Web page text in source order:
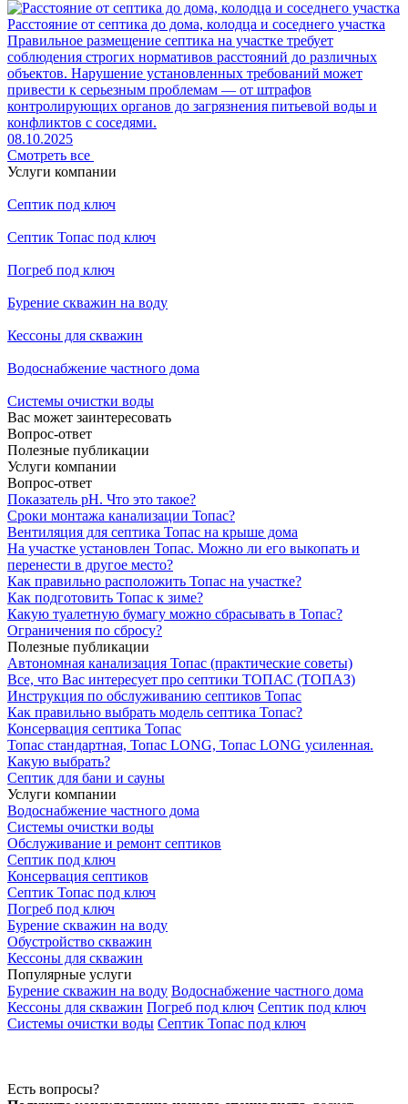
Расстояние от септика до дома, колодца и соседнего участка
Правильное размещение септика на участке требует
соблюдения строгих нормативов расстояний до различных
объектов. Нарушение установленных требований может
привести к серьезным проблемам — от штрафов
контролирующих органов до загрязнения питьевой воды и
конфликтов с соседями.
08.10.2025
Смотреть все
Услуги компании
Септик под ключ
Септик Топас под ключ
Погреб под ключ
Бурение скважин на воду
Кессоны для скважин
Водоснабжение частного дома
Системы очистки воды
Вас может заинтересовать
Вопрос-ответ
Полезные публикации
Услуги компании
Вопрос-ответ
Показатель рН. Что это такое?
Сроки монтажа канализации Топас?
Вентиляция для септика Топас на крыше дома
На участке установлен Топас. Можно ли его выкопать и
перенести в другое место?
Как правильно расположить Топас на участке?
Как подготовить Топас к зиме?
Какую туалетную бумагу можно сбрасывать в Топас?
Ограничения по сбросу?
Полезные публикации
Автономная канализация Топас (практические советы)
Все, что Вас интересует про септики ТОПАС (ТОПАЗ)
Инструкция по обслуживанию септиков Топас
Как правильно выбрать модель септика Топас?
Консервация септика Топас
Топас стандартная, Топас LONG, Топас LONG усиленная.
Какую выбрать?
Септик для бани и сауны
Услуги компании
Водоснабжение частного дома
Системы очистки воды
Обслуживание и ремонт септиков
Септик под ключ
Консервация септиков
Септик Топас под ключ
Погреб под ключ
Бурение скважин на воду
Обустройство скважин
Кессоны для скважин
Популярные услуги
Бурение скважин на воду Водоснабжение частного дома
Кессоны для скважин Погреб под ключ Септик под ключ
Системы очистки воды Септик Топас под ключ
Есть вопросы?